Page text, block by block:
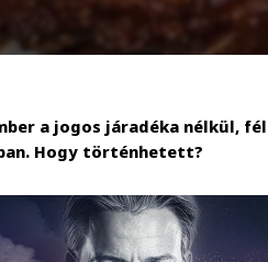
a jogos járadéka nélkül,
Hogy történhetett?